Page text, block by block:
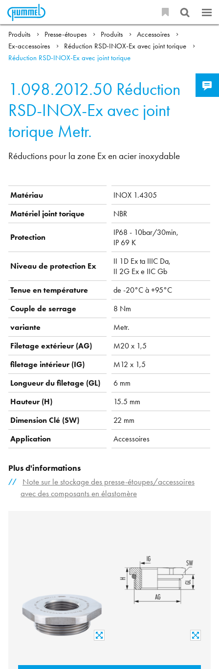
Produits Presse-étoupes Produits
Accessoires
Ex-accessoires
Réduction RSD-INOX-Ex avec joint torique
Réduction RSD-INOX-Ex avec joint torique
1.098.2012.50 Réduction
RSD-INOX-Ex avec joint
torique Metr.
Réductions pour la zone Ex en acier inoxydable
Matériau
INOX 1.4305
Matériel joint torique
NBR
Protection
IP68 - 10bar/30min,
IP 69 K
Niveau de protection Ex
II 1D Ex ta IIIC Da,
II 2G Ex e IIC Gb
Tenue en température
de -20°C à +95°C
Couple de serrage
8 Nm
variante
Metr.
Filetage extérieur (AG)
M20 x 1,5
filetage intérieur (IG)
M12 x 1,5
Longueur du filetage (GL)
6 mm
Hauteur (H)
15.5 mm
Dimension Clé (SW)
22 mm
Application
Accessoires
Plus d'informations
Note sur le stockage des presse-étoupes/accessoires
avec des composants en élastomère